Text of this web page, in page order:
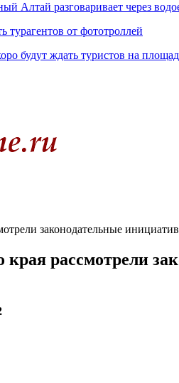
Алтай разговаривает через
от фототроллей
будут ждать туристов на
законодательные
края рассмотрели